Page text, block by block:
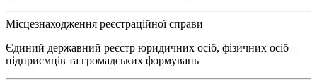
Місцезнаходження реєстраційної справи
Єдиний державний реєстр юридичних осіб, фізичних осіб –
підприємців та громадських формувань